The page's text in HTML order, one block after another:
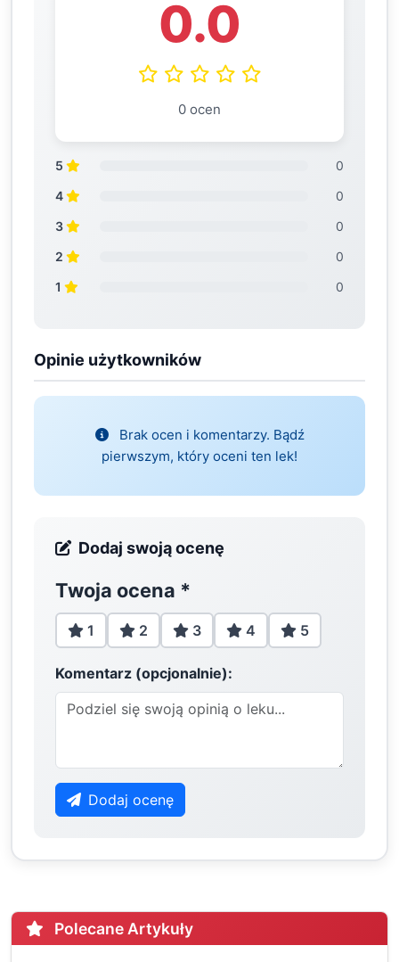
0.0
0 ocen
5
0
4
0
3
0
2
0
1
0
Opinie użytkowników
Brak ocen i komentarzy. Bądź
pierwszym, który oceni ten lek!
Dodaj swoją ocenę
Twoja ocena *
1 2 3 4 5
Komentarz (opcjonalnie):
Dodaj ocenę
Polecane Artykuły